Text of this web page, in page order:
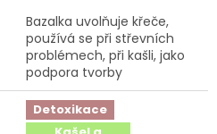
Bazalka uvolňuje křeče,
používá se při střevních
problémech, při kašli, jako
podpora tvorby
mateřského léta a jako
prevence artritidy.
Detoxikace